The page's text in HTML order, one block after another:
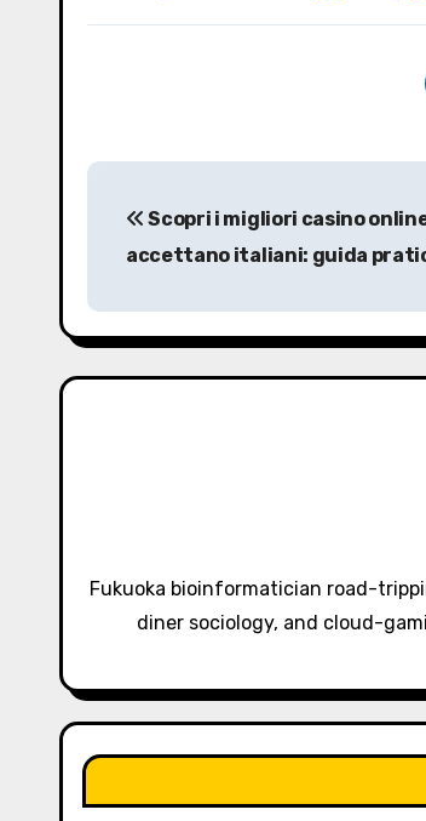
P
t
n
g
t
i
o
Scopri i migliori casino
accettano italiani: guida
Fukuoka bioinformatician road-
diner sociology, and cloud-